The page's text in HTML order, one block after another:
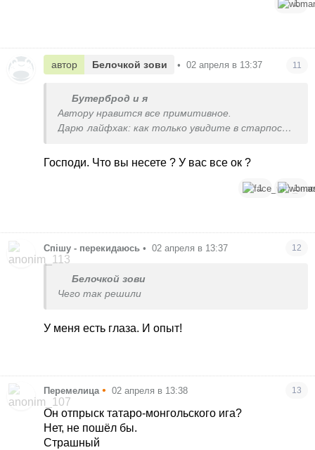
1
автор Белочкой зови • 02 апреля в 13:37 11
Бутерброд и я
Автору нравится все примитивное.
Дарю лайфхак: как только увидите в старпосте
знаками и т.д., это будет один и тот же автор
Господи. Что вы несете ? У вас все ок ?
1 1
Спішу - перекидаюсь • 02 апреля в 13:37 12
Белочкой зови
Чего так решили
У меня есть глаза. И опыт!
Перемелица • 02 апреля в 13:38 13
Он отпрыск татаро-монгольского ига?
Нет, не пошёл бы.
Страшный